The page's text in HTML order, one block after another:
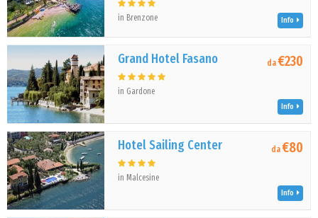
in Brenzone Info
Grand Hotel Fasano
in Gardone
da€230
Info
Hotel Sailing Center
in Malcesine
da€80
Info